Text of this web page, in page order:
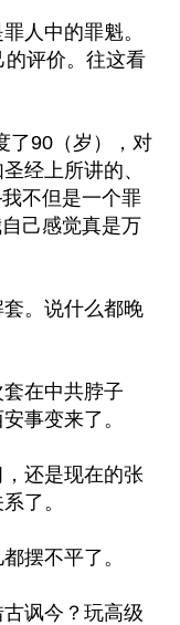
人中的罪魁。
评价。往这看
了90（岁），对
经上所讲的、
不但是一个罪
己感觉真是万
。说什么都晚
在中共脖子
事变来了。
还是现在的张
了。
摆不平了。
讽今？玩高级